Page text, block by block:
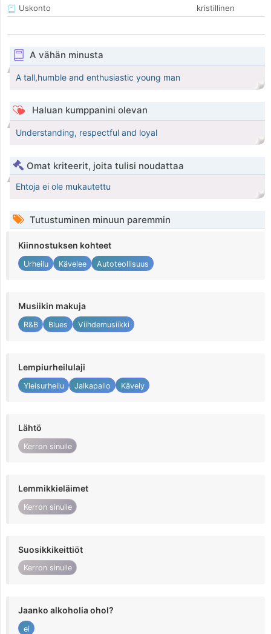
Uskonto
kristillinen
A vähän minusta
A tall,humble and enthusiastic young man
Haluan kumppanini olevan
Understanding, respectful and loyal
Omat kriteerit, joita tulisi noudattaa
Ehtoja ei ole mukautettu
Tutustuminen minuun paremmin
Kiinnostuksen kohteet
Urheilu Kävelee Autoteollisuus
Musiikin makuja
R&B Blues Viihdemusiikki
Lempiurheilulaji
Yleisurheilu Jalkapallo Kävely
Lähtö
Kerron sinulle
Lemmikkieläimet
Kerron sinulle
Suosikkikeittiöt
Kerron sinulle
Jaanko alkoholia ohol?
ei